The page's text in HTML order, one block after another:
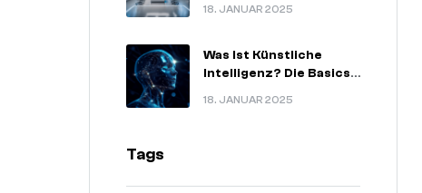
18. JANUAR 2025
18. JANUAR 2025
Was Ist Künstliche
Intelligenz? Die Basics
Tags